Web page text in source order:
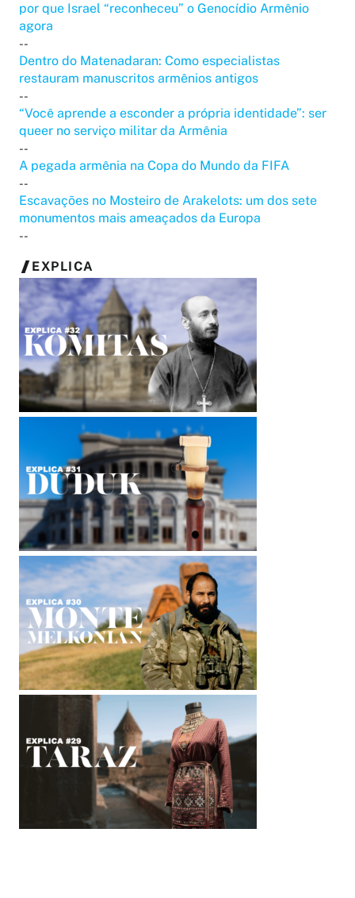
por que Israel “reconheceu” o Genocídio Armênio
agora
--
Dentro do Matenadaran: Como especialistas
restauram manuscritos armênios antigos
--
“Você aprende a esconder a própria identidade”: ser
queer no serviço militar da Armênia
--
A pegada armênia na Copa do Mundo da FIFA
--
Escavações no Mosteiro de Arakelots: um dos sete
monumentos mais ameaçados da Europa
--
EXPLICA